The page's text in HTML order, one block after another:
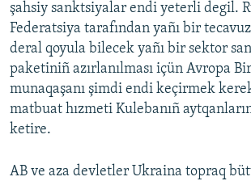
şahsiy sanktsiyalar endi yeterli degil.
Federatsiya tarafından yañı bir
deral qoyula bilecek yañı bir sektor
paketiniñ azırlanılması içün Avropa
munaqaşanı şimdi endi keçirmek
matbuat hızmeti Kulebanıñ
ketire.
AB ve aza devletler Ukraina topraq